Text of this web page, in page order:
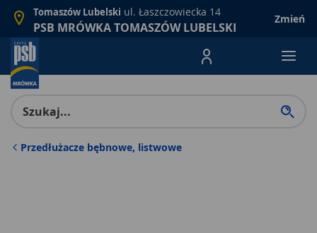
Tomaszów Lubelski ul. Łaszczowiecka 14
PSB MRÓWKA TOMASZÓW LUBELSKI
Zmień
Menu Produktów,
Przedłużacze bębnowe, listwowe